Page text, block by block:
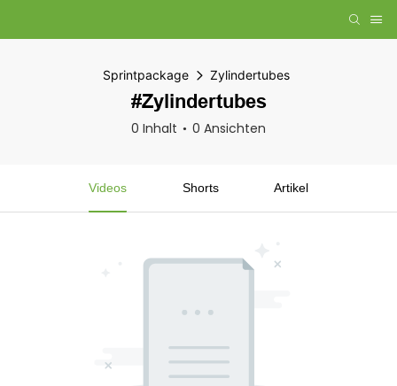
Sprintpackage Zylindertubes
#Zylindertubes
0 Inhalt 0 Ansichten
Videos Shorts Artikel